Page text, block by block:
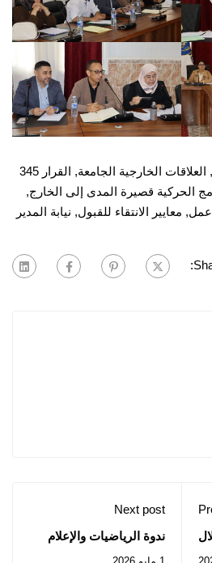
, العلاقات الخارجية الجامعة,
القرار 345
الحركية قصيرة المدى إلى الخارج,
, معايير الانتقاء للقبول, نيابة المدير
Next post
ندوة الرياضيات والإعلام